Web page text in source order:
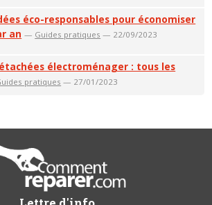
éco-responsables pour économiser
an — Guides pratiques — 22/09/2023
électroménager : tous les
pratiques — 27/01/2023